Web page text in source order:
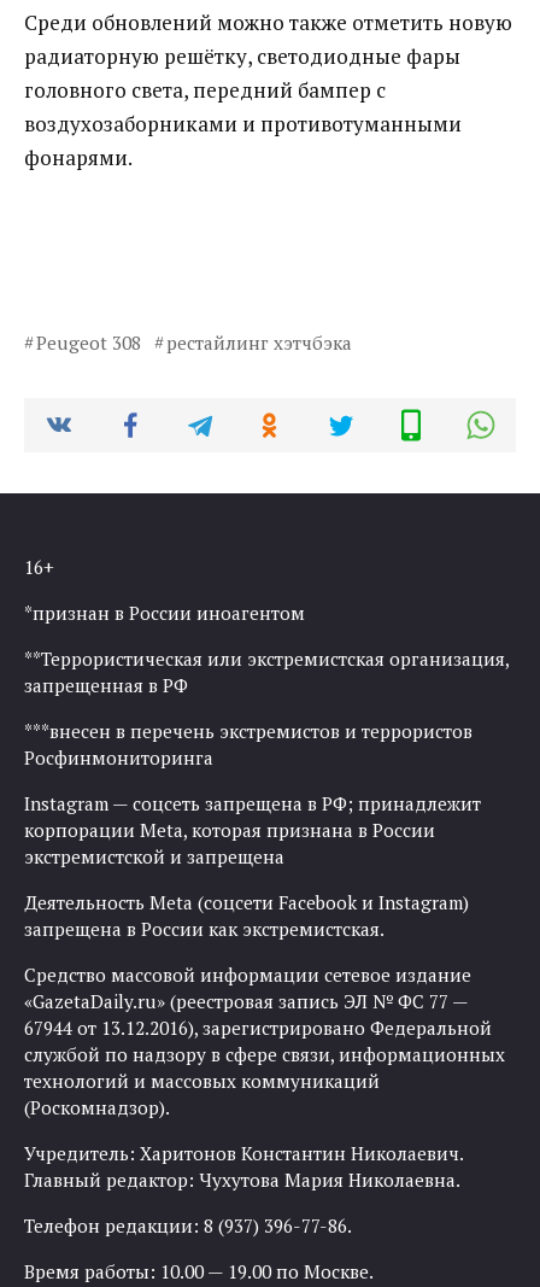
Среди обновлений можно также отметить новую
радиаторную решётку, светодиодные фары
головного света, передний бампер с
воздухозаборниками и противотуманными
фонарями.
Peugeot 308 рестайлинг хэтчбэка
16+
*признан в России иноагентом
**Террористическая или экстремистская организация,
запрещенная в РФ
***внесен в перечень экстремистов и террористов
Росфинмониторинга
Instagram — соцсеть запрещена в РФ; принадлежит
корпорации Meta, которая признана в России
экстремистской и запрещена
Деятельность Meta (соцсети Facebook и Instagram)
запрещена в России как экстремистская.
Средство массовой информации сетевое издание
«GazetaDaily.ru» (реестровая запись ЭЛ № ФС 77 —
67944 от 13.12.2016), зарегистрировано Федеральной
службой по надзору в сфере связи, информационных
технологий и массовых коммуникаций
(Роскомнадзор).
Учредитель: Харитонов Константин Николаевич.
Главный редактор: Чухутова Мария Николаевна.
Телефон редакции: 8 (937) 396-77-86.
Время работы: 10.00 — 19.00 по Москве.